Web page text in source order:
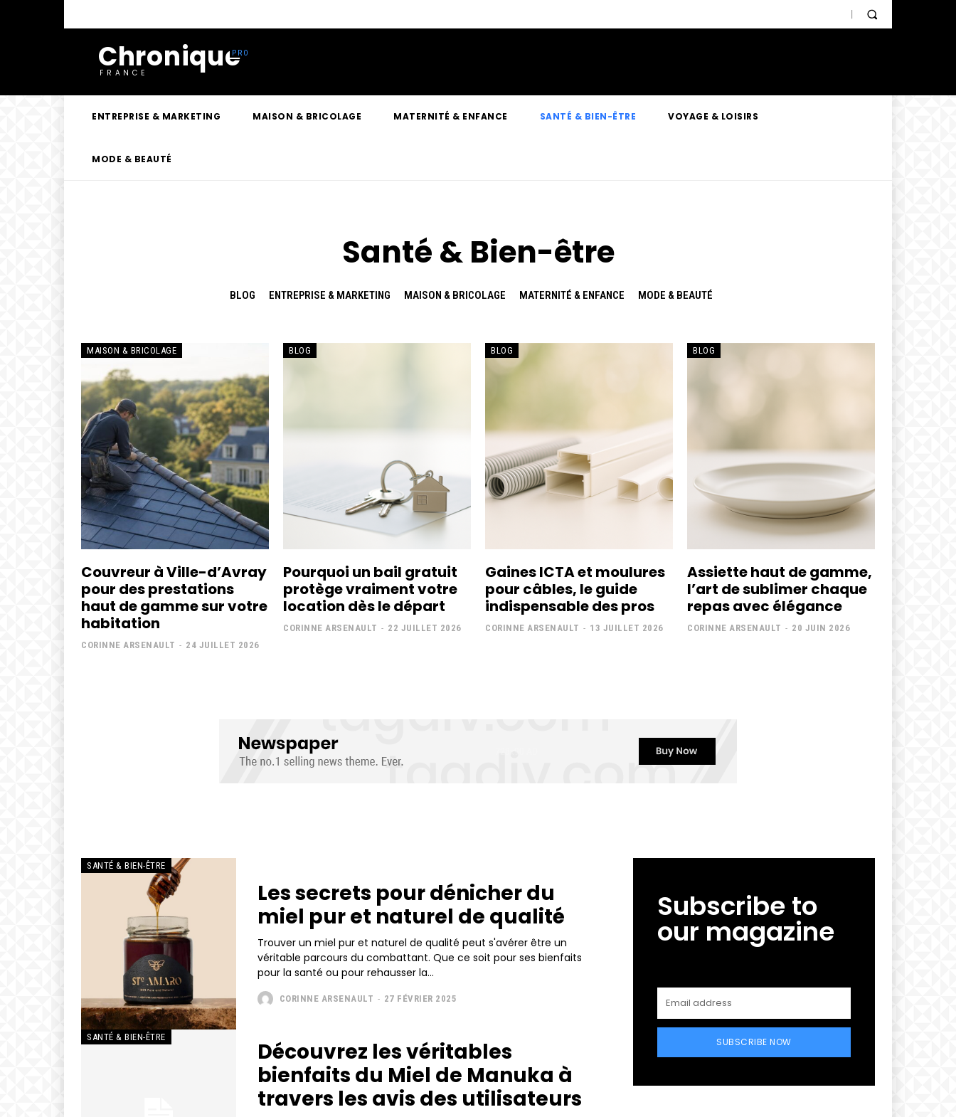
Chronique
FRANCE
ENTREPRISE & MARKETING MAISON & BRICOLAGE MATERNITÉ & ENFANCE SANTÉ & BIEN-ÊTRE VOYAGE & LOISIRS
MODE & BEAUTÉ
Santé & Bien-être
BLOG ENTREPRISE & MARKETING MAISON & BRICOLAGE MATERNITÉ & ENFANCE MODE & BEAUTÉ
MAISON & BRICOLAGE
Couvreur à Ville-d’Avray
pour des prestations
haut de gamme sur votre
habitation
CORINNE ARSENAULT - 24 JUILLET 2026
BLOG
Pourquoi un bail gratuit
protège vraiment votre
location dès le départ
CORINNE ARSENAULT - 22 JUILLET 2026
BLOG
Gaines ICTA et moulures
pour câbles, le guide
indispensable des pros
CORINNE ARSENAULT - 13 JUILLET 2026
BLOG
Assiette haut de gamme,
l’art de sublimer chaque
repas avec élégance
CORINNE ARSENAULT - 20 JUIN 2026
SANTÉ & BIEN-ÊTRE
Les secrets pour dénicher du
miel pur et naturel de qualité
Trouver un miel pur et naturel de qualité peut s'avérer être un
véritable parcours du combattant. Que ce soit pour ses bienfaits
pour la santé ou pour rehausser la...
CORINNE ARSENAULT - 27 FÉVRIER 2025
SANTÉ & BIEN-ÊTRE
Découvrez les véritables
bienfaits du Miel de Manuka à
travers les avis des utilisateurs
Subscribe to
our magazine
SUBSCRIBE NOW